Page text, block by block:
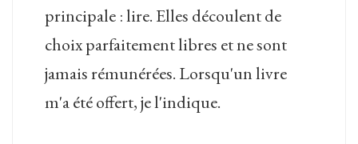
principale : lire. Elles découlent de
choix parfaitement libres et ne sont
jamais rémunérées. Lorsqu'un livre
m'a été offert, je l'indique.